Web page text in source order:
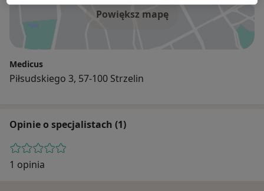
Powiększ mapę
Medicus
Piłsudskiego 3, 57-100 Strzelin
Opinie o specjalistach (1)
1 opinia